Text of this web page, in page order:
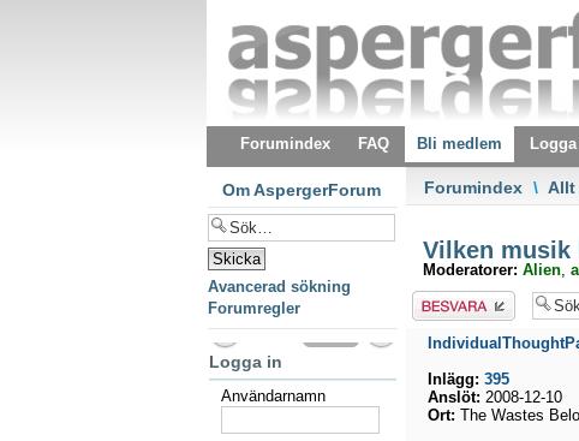
Forumindex FAQ Bli medlem
Forumindex \ Allt
Vilken
Moderatorer: Alien,
Besvara
Inlägg: 395
Anslöt: 2008-12-10
Ort: The Wastes
Om AspergerForum
Avancerad sökning
Forumregler
Logga in
Användarnamn